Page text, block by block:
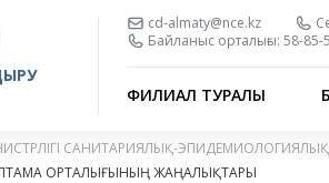
cd-almaty@nce.kz
Байланыс орталығы: 58-85-
ФИЛИАЛ ТУРАЛЫ
САНИТАРИЯЛЫҚ-
ОРТАЛЫҒЫНЫҢ ЖАҢАЛЫҚТАРЫ